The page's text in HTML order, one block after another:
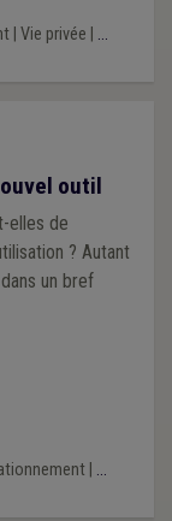
| Vie privée ...
outil
elles de
? Autant
un bref
| ...